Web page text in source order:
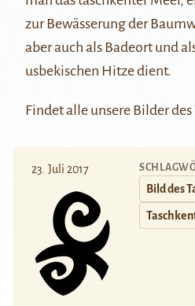
zur Bewässerung der
aber auch als Badeort und
usbekischen Hitze dient.
Findet alle unsere Bilder des
23. Juli 2017
Bild des